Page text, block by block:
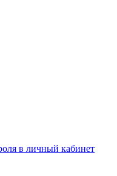
в личный кабинет